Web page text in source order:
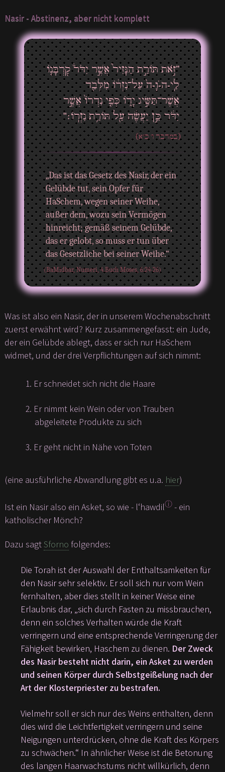
Nasir - Abstinenz, aber nicht komplett
”זֹ֣את תּוֹרַ֣ת הַנָּזִיר֮ אֲשֶׁ֣ר יִדֹּר֒ קׇרְבָּנ֤וֹ
לַֽי-ה-ֹוָ-ה֙ עַל־נִזְר֔וֹ מִלְּבַ֖ד
אֲשֶׁר־תַּשִּׂ֣יג יָד֑וֹ כְּפִ֤י נִדְרוֹ֙ אֲשֶׁ֣ר
יִדֹּ֔ר כֵּ֣ן יַעֲשֶׂ֔ה עַ֖ל תּוֹרַ֥ת נִזְרֽוֹ׃“
(במדבר ו' כ"א)
„Das ist das Gesetz des Nasir, der ein
Gelübde tut, sein Opfer für
HaSchem, wegen seiner Weihe,
außer dem, wozu sein Vermögen
hinreicht; gemäß seinem Gelübde,
das er gelobt, so muss er tun über
das Gesetzliche bei seiner Weihe.“
(BaMidbar, Numeri, 4.Buch Moses, 6:24-26)
Was ist also ein Nasir, der in unserem Wochenabschnitt
zuerst erwähnt wird? Kurz zusammengefasst: ein Jude,
der ein Gelübde ablegt, dass er sich nur HaSchem
widmet, und der drei Verpflichtungen auf sich nimmt:
Er schneidet sich nicht die Haare
Er nimmt kein Wein oder von Trauben
abgeleitete Produkte zu sich
Er geht nicht in Nähe von Toten
(eine ausführliche Abwandlung gibt es u.a. hier)
Ist ein Nasir also ein Asket, so wie - l‘hawdilⓘ- ein
katholischer Mönch?
Dazu sagtSforno folgendes:
Die Torah ist der Auswahl der Enthaltsamkeiten für
den Nasir sehr selektiv. Er soll sich nur vom Wein
fernhalten, aber dies stellt in keiner Weise eine
Erlaubnis dar, „sich durch Fasten zu missbrauchen,
denn ein solches Verhalten würde die Kraft
verringern und eine entsprechende Verringerung der
Fähigkeit bewirken, Haschem zu dienen. Der Zweck
des Nasir besteht nicht darin, ein Asket zu werden
und seinen Körper durch Selbstgeißelung nach der
Art der Klosterpriester zu bestrafen.
Vielmehr soll er sich nur des Weins enthalten, denn
dies wird die Leichtfertigkeit verringern und seine
Neigungen unterdrücken, ohne die Kraft des Körpers
zu schwächen.“ In ähnlicher Weise ist die Betonung
des langen Haarwachstums nicht willkürlich, denn